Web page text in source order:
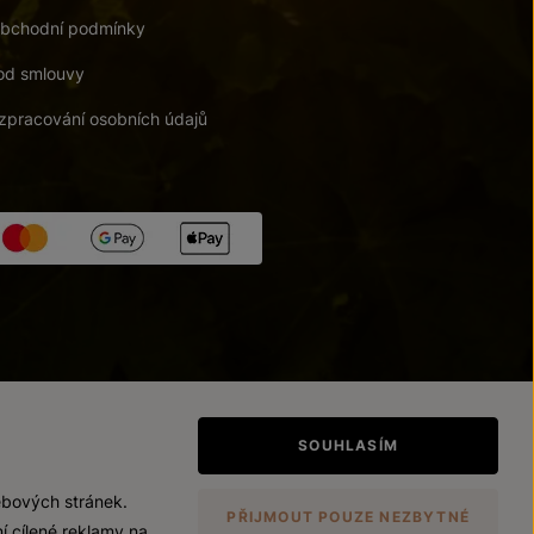
podmínky
smlouvy
osobních údajů
stránek.
SOUHLASÍM
PŘIJMOUT POUZE NEZBYTNÉ